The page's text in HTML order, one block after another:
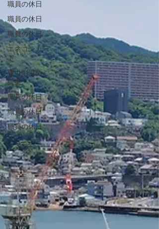
職員の休日
職員の休日
職員の休日
エネコンカー
ド
電力削減のご
提案
職員の休日
職員の休日
職員の休日